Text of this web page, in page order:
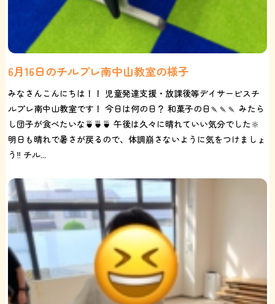
6月16日のチルプレ南中山教室の様子
みなさんこんにちは！！ 児童発達支援・放課後等デイサービスチ
ルプレ南中山教室です！ 今日は何の日？ 和菓子の日🍡🍡🍡 みたら
し団子が食べたいな🍵🍵🍵 午後は久々に晴れていい気分でした🔆
明日も晴れで暑さが戻るので、体調崩さないように気をつけましょ
う‼️ チル...